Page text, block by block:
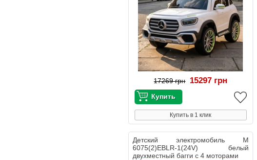
17269 грн 15297 грн
Купить в 1 клик
Детский электромобиль M
6075(2)EBLR-1(24V) белый
двухместный багги с 4 моторами